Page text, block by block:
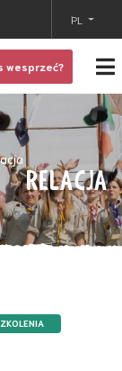
PL
wesprzeć?
RELACJA